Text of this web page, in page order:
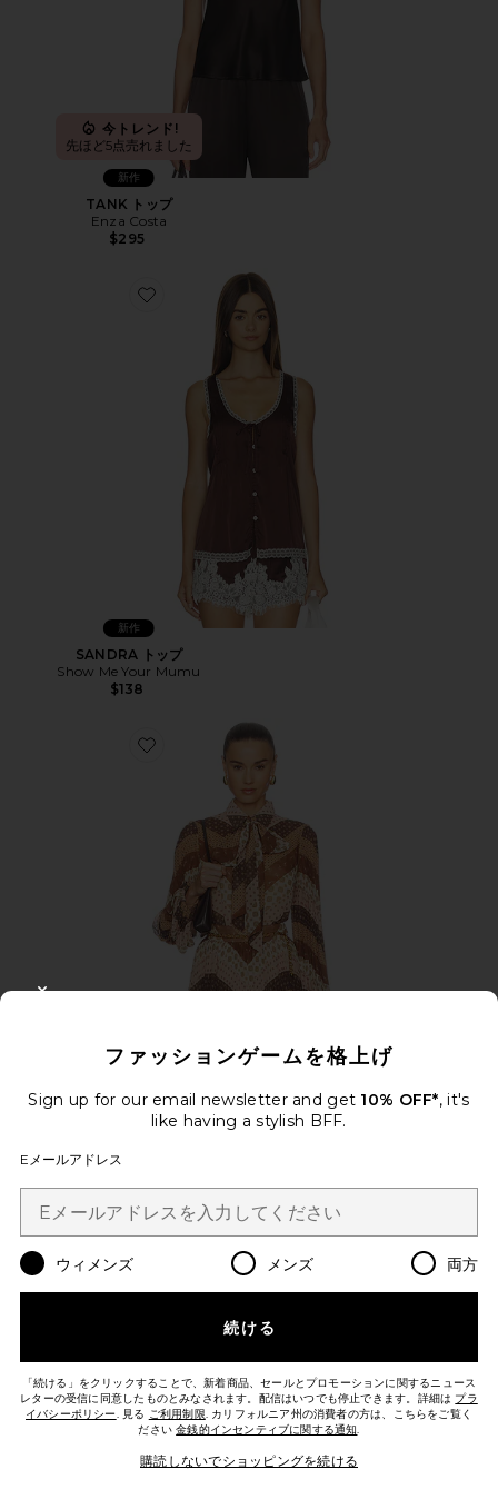
今トレンド!
先ほど5点売れました
新作
TANK トップ
Enza Costa
$295
Favorite SANDRA トップ
新作
SANDRA トップ
Show Me Your Mumu
$138
Favorite Sunray Collard Shirt
Sunray Collard Shirt
Zimmermann
Favorite KAE トップ
ファッションゲームを格上げ
Sign up for our email newsletter and get 10% OFF*, it's
like having a stylish BFF.
Eメールアドレス
ウィメンズ メンズ 両方
続ける
「続ける」をクリックすることで、新着商品、セールとプロモーションに関するニュース
レターの受信に同意したものとみなされます。配信はいつでも停止できます。詳細は プラ
イバシーポリシー. 見る ご利用制限. カリフォルニア州の消費者の方は、こちらをご覧く
ださい金銭的インセンティブに関する通知.
購読しないでショッピングを続ける